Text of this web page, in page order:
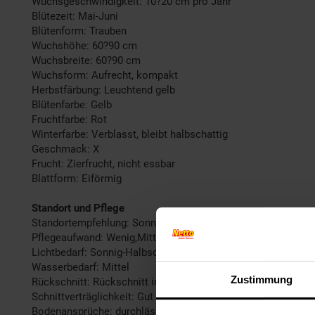
Zustimmung
Blütezeit: Mai-Juni
Blütenform: Trauben
Wuchshöhe: 60?90 cm
Wuchsbreite: 60?90 cm
Wuchsform: Aufrecht, kompakt
Herbstfärbung: Leuchtend gelb
Blütenfarbe: Gelb
Fruchtfarbe: Rot
Winterfarbe: Verblasst, bleibt halbschattig
Geschmack: X
Frucht: Zierfrucht, nicht essbar
Blattform: Eiförmig
Standort und Pflege
Standortempfehlung: Sonnig, windgeschützt
Pflegeaufwand: Wenig,Mittel
Lichtbedarf: Sonnig-Halbschattig
Wasserbedarf: Mittel
Rückschnitt: Rückschnitt im Frühjahr
Schnittverträglichkeit: Gut
Bodenansprüche: durchlässig und nährstoffreich